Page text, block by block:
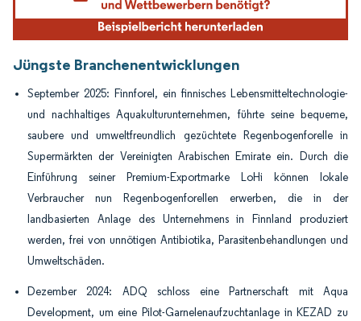
Jüngste Branchenentwicklungen
September 2025: Finnforel, ein finnisches Lebensmitteltechnologie-
und nachhaltiges Aquakulturunternehmen, führte seine bequeme,
saubere und umweltfreundlich gezüchtete Regenbogenforelle in
Supermärkten der Vereinigten Arabischen Emirate ein. Durch die
Einführung seiner Premium-Exportmarke LoHi können lokale
Verbraucher nun Regenbogenforellen erwerben, die in der
landbasierten Anlage des Unternehmens in Finnland produziert
werden, frei von unnötigen Antibiotika, Parasitenbehandlungen und
Umweltschäden.
Dezember 2024: ADQ schloss eine Partnerschaft mit Aqua
Development, um eine Pilot-Garnelenaufzuchtanlage in KEZAD zu